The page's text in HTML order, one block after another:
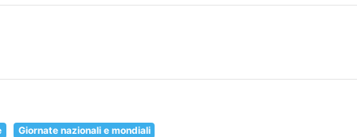
Giornate nazionali e mondiali